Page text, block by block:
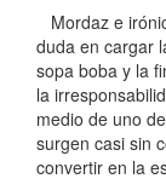
Mordaz e
duda en cargar
sopa boba y la
la
medio de uno
surgen casi sin
convertir en la